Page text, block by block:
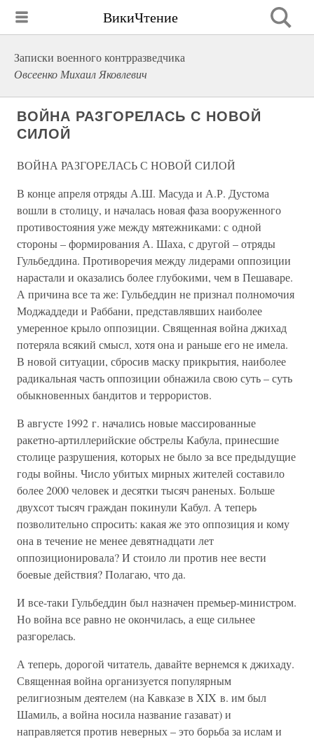
ВикиЧтение
Записки военного контрразведчика
Овсеенко Михаил Яковлевич
ВОЙНА РАЗГОРЕЛАСЬ С НОВОЙ
СИЛОЙ
ВОЙНА РАЗГОРЕЛАСЬ С НОВОЙ СИЛОЙ
В конце апреля отряды А.Ш. Масуда и А.Р. Дустома
вошли в столицу, и началась новая фаза вооруженного
противостояния уже между мятежниками: с одной
стороны – формирования А. Шаха, с другой – отряды
Гульбеддина. Противоречия между лидерами оппозиции
нарастали и оказались более глубокими, чем в Пешаваре.
А причина все та же: Гульбеддин не признал полномочия
Моджаддеди и Раббани, представлявших наиболее
умеренное крыло оппозиции. Священная война джихад
потеряла всякий смысл, хотя она и раньше его не имела.
В новой ситуации, сбросив маску прикрытия, наиболее
радикальная часть оппозиции обнажила свою суть – суть
обыкновенных бандитов и террористов.
В августе 1992 г. начались новые массированные
ракетно-артиллерийские обстрелы Кабула, принесшие
столице разрушения, которых не было за все предыдущие
годы войны. Число убитых мирных жителей составило
более 2000 человек и десятки тысяч раненых. Больше
двухсот тысяч граждан покинули Кабул. А теперь
позволительно спросить: какая же это оппозиция и кому
она в течение не менее девятнадцати лет
оппозиционировала? И стоило ли против нее вести
боевые действия? Полагаю, что да.
И все-таки Гульбеддин был назначен премьер-министром.
Но война все равно не окончилась, а еще сильнее
разгорелась.
А теперь, дорогой читатель, давайте вернемся к джихаду.
Священная война организуется популярным
религиозным деятелем (на Кавказе в XIX в. им был
Шамиль, а война носила название газават) и
направляется против неверных – это борьба за ислам и